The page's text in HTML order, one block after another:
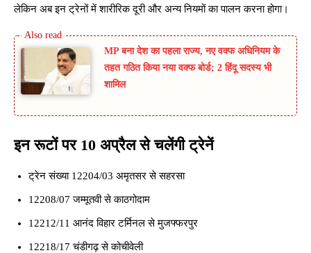
लेकिन अब इन ट्रेनों में शारीरिक दूरी और अन्य नियमों का पालन करना होगा।
MP बना देश का पहला राज्य, नए वक्फ अधिनियम के
तहत गठित किया नया वक्फ बोर्ड; 2 हिंदू सदस्य भी
शामिल
इन रूटों पर 10 अप्रैल से चलेंगी ट्रेनें
ट्रेन संख्या 12204/03 अमृतसर से सहरसा
12208/07 जम्मूतवी से काठगोदाम
12212/11 आनंद विहार टर्मिनल से मुजफ्फरपुर
12218/17 चंडीगढ़ से कोचीवेली